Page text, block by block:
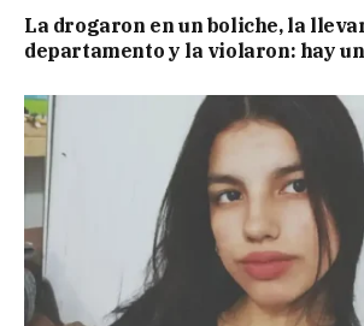
La drogaron en un boliche, la
departamento y la violaron: hay